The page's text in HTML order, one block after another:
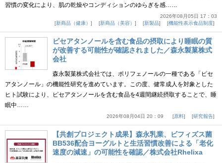
習慣の変化により、肌の乾燥やコンディションのゆらぎを感……
2026年08月05日 17：03
新商品（健康）
新商品（美容） 新製品 機能性表示食品制度
ピセアタンノールを含む食品の摂取により睡眠の質
が改善する可能性が確認されました／森永製菓株式
会社
森永製菓株式会社では、ポリフェノールの一種である「ピセ
アタンノール」の機能性研究を進めています。この度、健常成人を対象とした
ヒト試験により、ピセアタンノールを含む食品を4週間継続摂取することで、睡
眠中……
2026年08月04日 20：09 原料 研究報告
【共創プロジェクト成果】森永乳業、ビフィズス菌
BB536配合ヨーグルトと生活習慣改善による「老化
速度の減速」の可能性を確認／株式会社Rhelixa